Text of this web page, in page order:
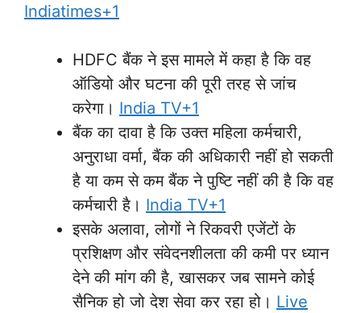
Indiatimes+1
HDFC बैंक ने इस मामले में कहा है कि वह
ऑडियो और घटना की पूरी तरह से जांच
करेगा। India TV+1
बैंक का दावा है कि उक्त महिला कर्मचारी,
अनुराधा वर्मा, बैंक की अधिकारी नहीं हो सकती
है या कम से कम बैंक ने पुष्टि नहीं की है कि वह
कर्मचारी है। India TV+1
इसके अलावा, लोगों ने रिकवरी एजेंटों के
प्रशिक्षण और संवेदनशीलता की कमी पर ध्यान
देने की मांग की है, खासकर जब सामने कोई
सैनिक हो जो देश सेवा कर रहा हो। Live